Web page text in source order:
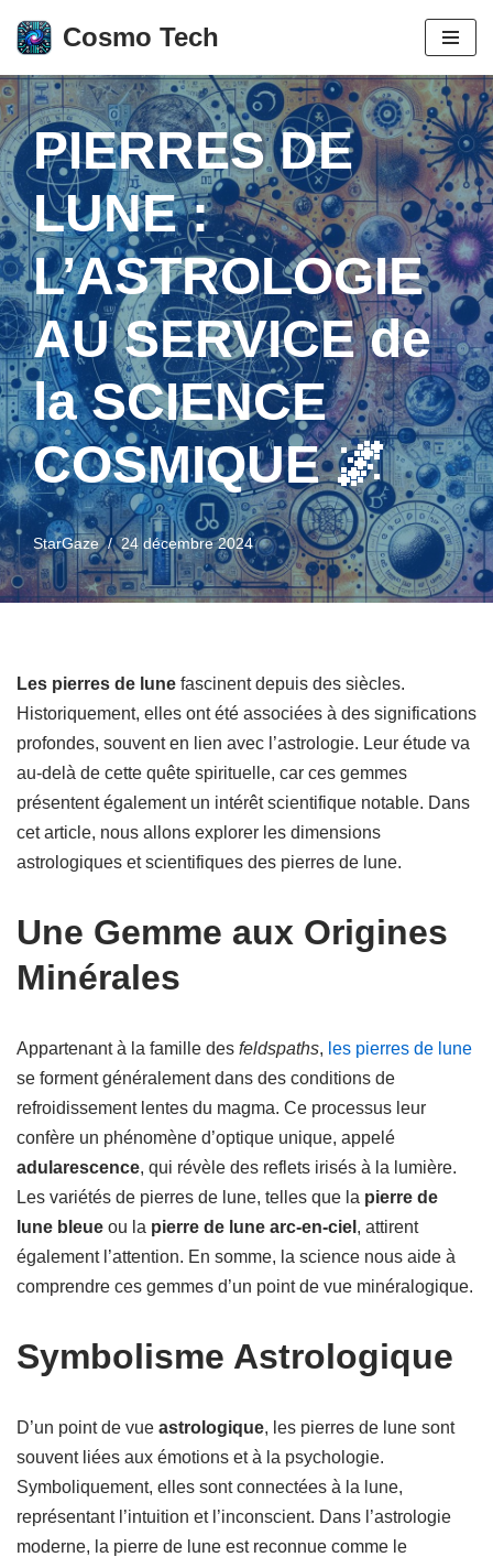
Aller
au
contenu
Cosmo Tech
PIERRES DE
LUNE :
L’ASTROLOGIE
AU SERVICE de
la SCIENCE
COSMIQUE 🌌
StarGaze 24 décembre 2024
Les pierres de lune fascinent depuis des siècles.
Historiquement, elles ont été associées à des significations
profondes, souvent en lien avec l’astrologie. Leur étude va
au-delà de cette quête spirituelle, car ces gemmes
présentent également un intérêt scientifique notable. Dans
cet article, nous allons explorer les dimensions
astrologiques et scientifiques des pierres de lune.
Une Gemme aux Origines
Minérales
Appartenant à la famille des feldspaths, les pierres de lune
se forment généralement dans des conditions de
refroidissement lentes du magma. Ce processus leur
confère un phénomène d’optique unique, appelé
adularescence, qui révèle des reflets irisés à la lumière.
Les variétés de pierres de lune, telles que la pierre de
lune bleue ou la pierre de lune arc-en-ciel , attirent
également l’attention. En somme, la science nous aide à
comprendre ces gemmes d’un point de vue minéralogique.
Symbolisme Astrologique
D’un point de vue astrologique, les pierres de lune sont
souvent liées aux émotions et à la psychologie.
Symboliquement, elles sont connectées à la lune,
représentant l’intuition et l’inconscient. Dans l’astrologie
moderne, la pierre de lune est reconnue comme le